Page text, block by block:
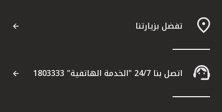
تفضل بزيارتنا
اتصل بنا 24/7 "الخدمة الهاتفية" 1803333